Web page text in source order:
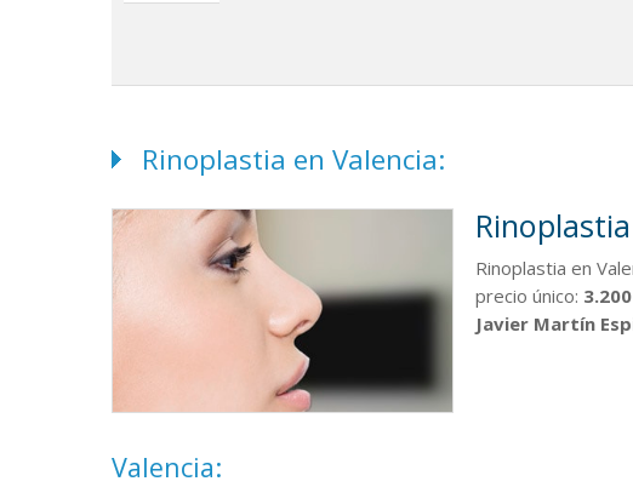
Rinoplastia en Valencia:
Rinoplastia
Rinoplastia en
precio único:
Javier Martín
Valencia: